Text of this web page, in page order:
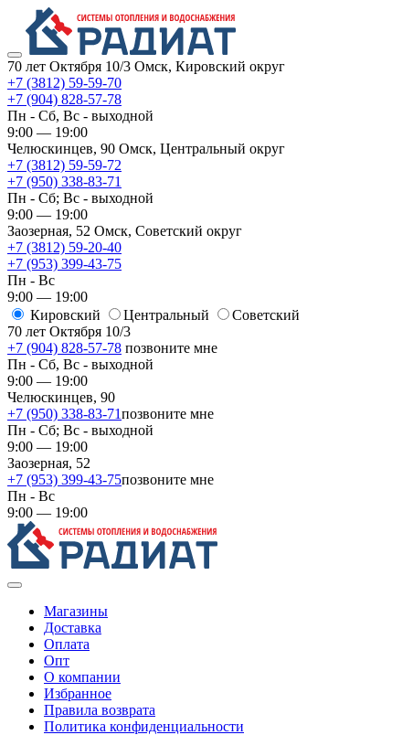
70 лет Октября 10/3 Омск, Кировский округ
+7 (3812) 59-59-70
+7 (904) 828-57-78
Пн - Сб, Вс - выходной
9:00 — 19:00
Челюскинцев, 90 Омск, ​Центральный округ
+7 (3812) 59-59-72
+7 (950) 338-83-71
Пн - Сб; Вс - выходной
9:00 — 19:00
Заозерная, 52 Омск, ​Советский округ
+7 (3812) 59-20-40
+7 (953) 399-43-75
Пн - Вс
9:00 — 19:00
Кировский
​Центральный
​Советский
70 лет Октября 10/3
+7 (904) 828-57-78 позвоните мне
Пн - Сб, Вс - выходной
9:00 — 19:00
Челюскинцев, 90
+7 (950) 338-83-71позвоните мне
Пн - Сб; Вс - выходной
9:00 — 19:00
Заозерная, 52
+7 (953) 399-43-75позвоните мне
Пн - Вс
9:00 — 19:00
Магазины
Доставка
Оплата
Опт
О компании
Избранное
Правила возврата
Политика конфиденциальности